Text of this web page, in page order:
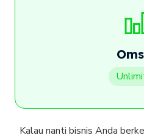
Kalau nanti bisnis Anda